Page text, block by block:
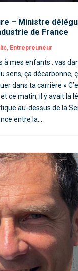
– Ministre
de France
, Entrepreuneur
à mes enfants : vas
sens, ça décarbonne,
dans ta carrière »
ce matin, il y avait la
au-dessus de la
entre la...